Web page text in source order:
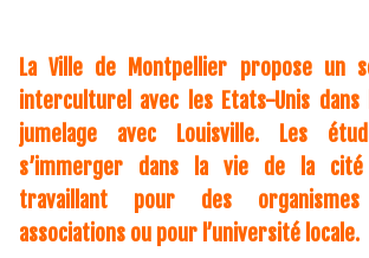
La Ville de Montpellier propose un
interculturel avec les Etats-Unis
jumelage avec Louisville. Les
s’immerger dans la vie de la cité
travaillant pour des
associations ou pour l’université locale.